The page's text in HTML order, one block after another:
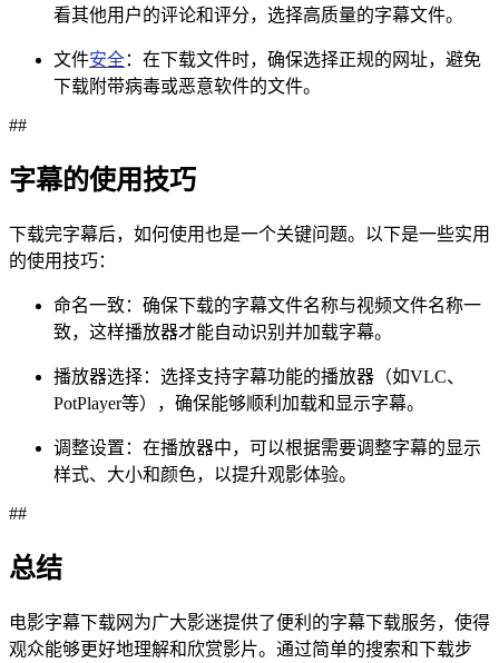
看其他用户的评论和评分，选择高质量的字幕文件。
文件安全：在下载文件时，确保选择正规的网址，避免
下载附带病毒或恶意软件的文件。
##
字幕的使用技巧
下载完字幕后，如何使用也是一个关键问题。以下是一些实用
的使用技巧：
命名一致：确保下载的字幕文件名称与视频文件名称一
致，这样播放器才能自动识别并加载字幕。
播放器选择：选择支持字幕功能的播放器（如VLC、
PotPlayer等），确保能够顺利加载和显示字幕。
调整设置：在播放器中，可以根据需要调整字幕的显示
样式、大小和颜色，以提升观影体验。
##
总结
电影字幕下载网为广大影迷提供了便利的字幕下载服务，使得
观众能够更好地理解和欣赏影片。通过简单的搜索和下载步